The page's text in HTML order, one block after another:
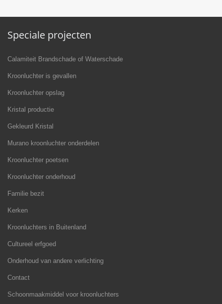
Speciale projecten
Calamiteit Brandschade of Waterschade
Kroonluchter is gevallen
Kroonluchter opslag
Kristal productie
Gekleurd Kristal
Murano kroonluchter onderdelen
Kroonluchter poetsen
Kroonluchter onderhoud
Familie bezit
Kerken
Kroonluchters in Buitenland
Cultureel erfgoed
Onderhoud van andere verlichting
Contact
Schoonmaakmiddel voor kroonluchters